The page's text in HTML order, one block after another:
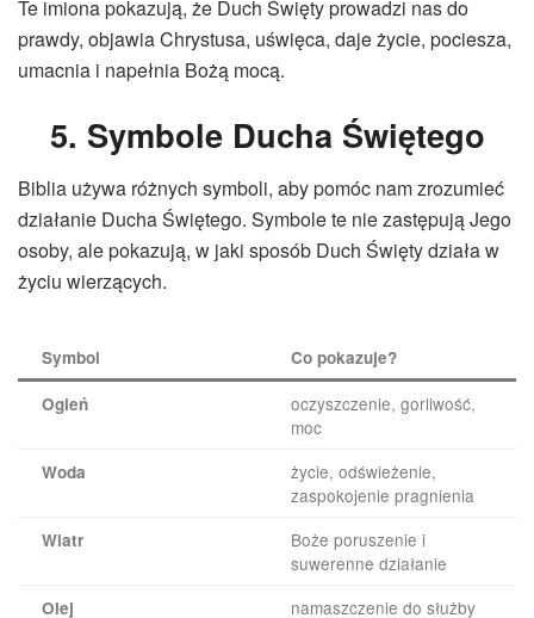
Te imiona pokazują, że Duch Święty prowadzi nas do
prawdy, objawia Chrystusa, uświęca, daje życie, pociesza,
umacnia i napełnia Bożą mocą.
5. Symbole Ducha Świętego
Biblia używa różnych symboli, aby pomóc nam zrozumieć
działanie Ducha Świętego. Symbole te nie zastępują Jego
osoby, ale pokazują, w jaki sposób Duch Święty działa w
życiu wierzących.
Symbol Co pokazuje?
Ogień
oczyszczenie, gorliwość,
moc
Woda
życie, odświeżenie,
zaspokojenie pragnienia
Wiatr
Boże poruszenie i
suwerenne działanie
Olej namaszczenie do służby